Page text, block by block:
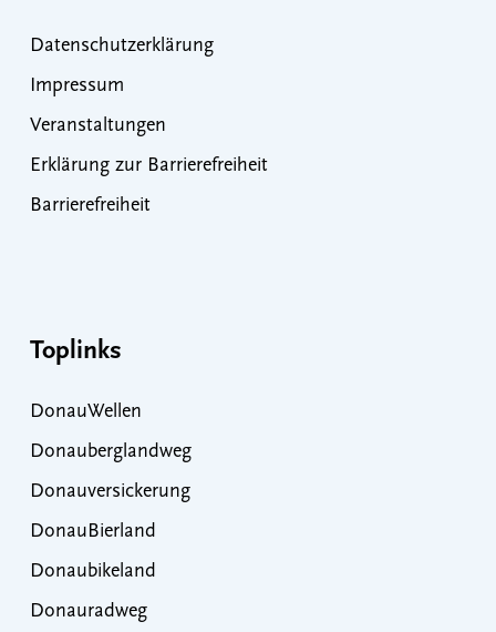
Datenschutzerklärung
Impressum
Veranstaltungen
Erklärung zur Barrierefreiheit
Barrierefreiheit
Toplinks
DonauWellen
Donauberglandweg
Donauversickerung
DonauBierland
Donaubikeland
Donauradweg